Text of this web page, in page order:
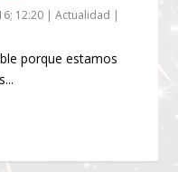
12:20 |Actualidad |
porque estamos